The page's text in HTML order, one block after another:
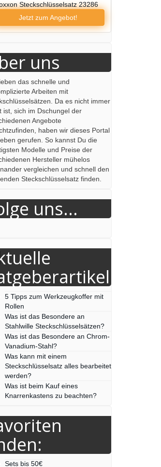
Steckschlüsselsatz 23286
Jetzt zumAngebot!
uns
das schnelle und
Arbeiten mit
Da es nicht immer
ist, sich im Dschungel der
Angebote
haben wir dieses Portal
gerufen. So kannst Du die
Modelle und Preise der
Hersteller mühelos
vergleichen und schnell den
Steckschlüsselsatz finden.
uns...
5 Tipps zum Werkzeugkoffer mit
Rollen
Was ist das Besondere an
Stahlwille Steckschlüsselsätzen?
Was ist das Besondere an Chrom-
Vanadium-Stahl?
Was kann mit einem
Steckschlüsselsatz alles bearbeitet
werden?
Was ist beim Kauf eines
Knarrenkastens zu beachten?
Sets bis 50€